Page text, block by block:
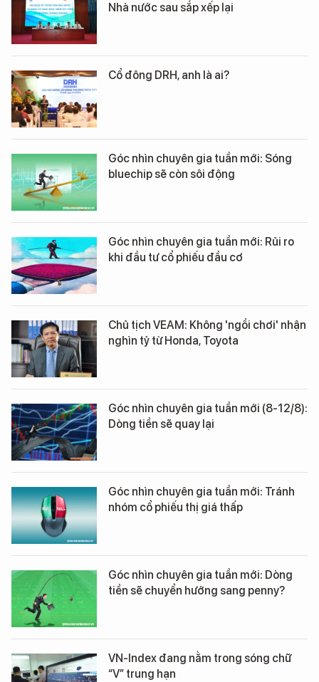
Nhà nước sau sắp xếp lại
Cổ đông DRH, anh là ai?
Góc nhìn chuyên gia tuần mới: Sóng
bluechip sẽ còn sôi động
Góc nhìn chuyên gia tuần mới: Rủi ro
khi đầu tư cổ phiếu đầu cơ
Chủ tịch VEAM: Không 'ngồi chơi' nhận
nghìn tỷ từ Honda, Toyota
Góc nhìn chuyên gia tuần mới (8-12/8):
Dòng tiền sẽ quay lại
Góc nhìn chuyên gia tuần mới: Tránh
nhóm cổ phiếu thị giá thấp
Góc nhìn chuyên gia tuần mới: Dòng
tiền sẽ chuyển hướng sang penny?
VN-Index đang nằm trong sóng chữ
“V” trung hạn